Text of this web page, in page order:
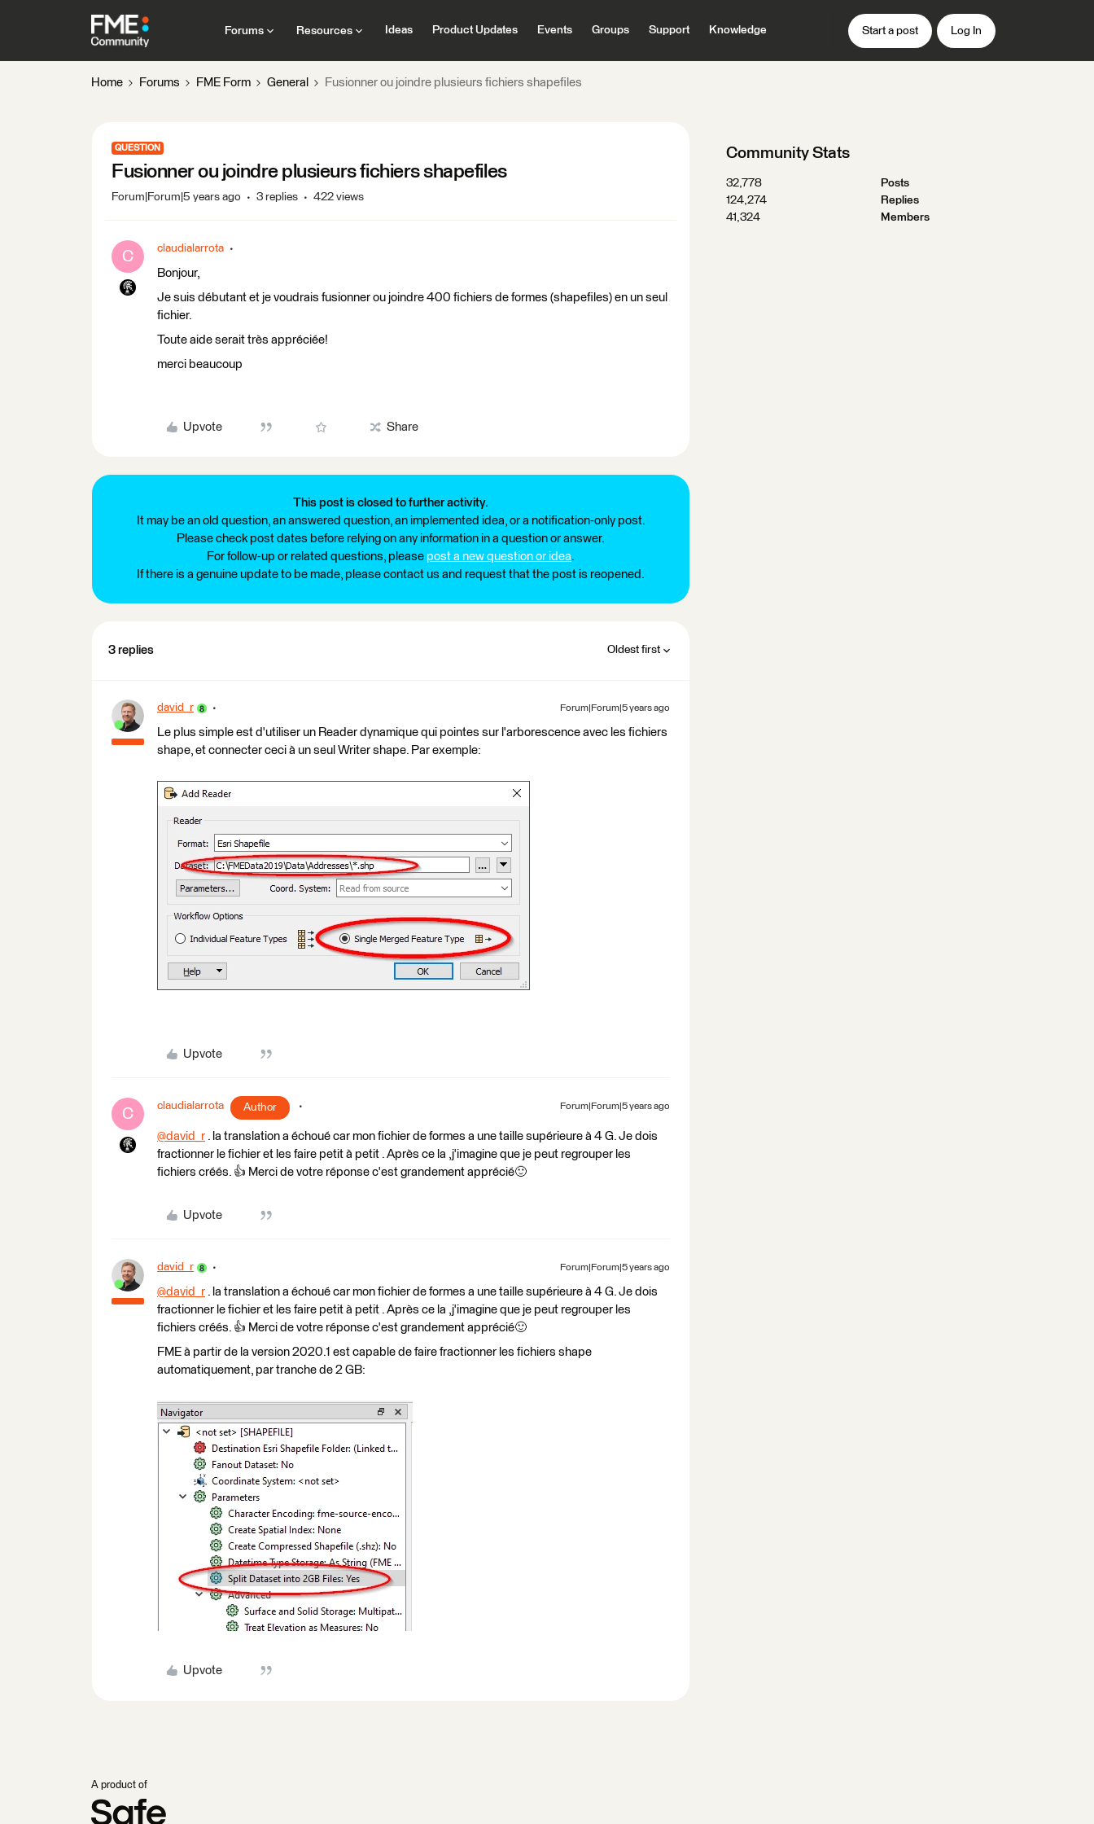
Forums Resources Ideas Product Updates Events Groups Support Knowledge Start a post Log In
Home Forums FME Form General Fusionner ou joindre plusieurs fichiers shapefiles
QUESTION
Fusionner ou joindre plusieurs fichiers shapefiles
Forum|Forum|5 years ago 3 replies 422 views
C claudialarrota
Bonjour,
Je suis débutant et je voudrais fusionner ou joindre 400 fichiers de formes (shapefiles) en un seul
fichier.
Toute aide serait très appréciée!
merci beaucoup
Upvote Share
This post is closed to further activity.
It may be an old question, an answered question, an implemented idea, or a notification-only post.
Please check post dates before relying on any information in a question or answer.
For follow-up or related questions, please post a new question or idea.
If there is a genuine update to be made, please contact us and request that the post is reopened.
3 replies Oldest first
david_r Forum|Forum|5 years ago
Le plus simple est d'utiliser un Reader dynamique qui pointes sur l'arborescence avec les fichiers
shape, et connecter ceci à un seul Writer shape. Par exemple:
Upvote
C claudialarrota Author Forum|Forum|5 years ago
@david_r ​ . la translation a échoué car mon fichier de formes a une taille supérieure à 4 G. Je dois
fractionner le fichier et les faire petit à petit . Après ce la ,j'imagine que je peut regrouper les
fichiers créés. 👍 Merci de votre réponse c'est grandement apprécié🙂
Upvote
david_r Forum|Forum|5 years ago
@david_r ​ . la translation a échoué car mon fichier de formes a une taille supérieure à 4 G. Je dois
fractionner le fichier et les faire petit à petit . Après ce la ,j'imagine que je peut regrouper les
fichiers créés. 👍 Merci de votre réponse c'est grandement apprécié🙂
FME à partir de la version 2020.1 est capable de faire fractionner les fichiers shape
automatiquement, par tranche de 2 GB:
Upvote
Community Stats
32,778
Posts
124,274
Replies
41,324
Members
A product of